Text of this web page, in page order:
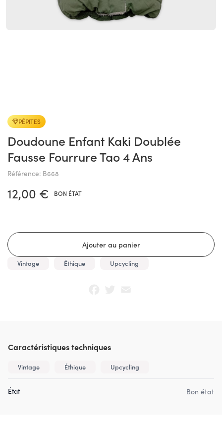
PÉPITES
Doudoune Enfant Kaki Doublée
Fausse Fourrure Tao 4 Ans
Référence: B668
12,00 € BON ÉTAT
Vintage Éthique Upcycling
Caractéristiques techniques
Vintage Éthique Upcycling
État Bon état